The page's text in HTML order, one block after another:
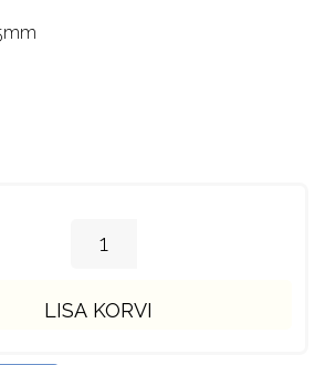
LISA KORVI